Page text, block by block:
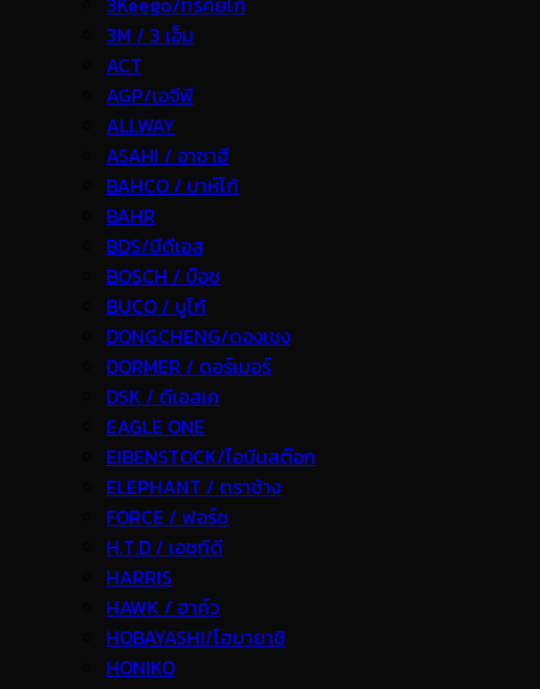
3M / 3 เอ็ม
ACT
AGP/เอจีพี
ALLWAY
ASAHI / อาซาฮี
BAHCO / บาห์โก้
BAHR
BDS/บีดีเอส
BOSCH / บ๊อช
BUCO / บูโก้
DONGCHENG/ดองเชง
DORMER / ดอร์เมอร์
DSK / ดีเอสเค
EAGLE ONE
EIBENSTOCK/ไอบีนสต๊อก
ELEPHANT / ตราช้าง
FORCE / ฟอร์ช
H.T.D / เอชทีดี
HARRIS
HAWK / ฮาค์ว
HOBAYASHI/โฮบายาชิ
HONIKO